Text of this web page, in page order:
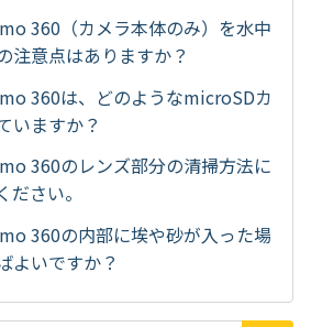
360（カメラ本体のみ）を水中
注意点はありますか？
360は、どのようなmicroSDカ
いますか？
360のレンズ部分の清掃方法に
ださい。
360の内部に埃や砂が入った場
よいですか？